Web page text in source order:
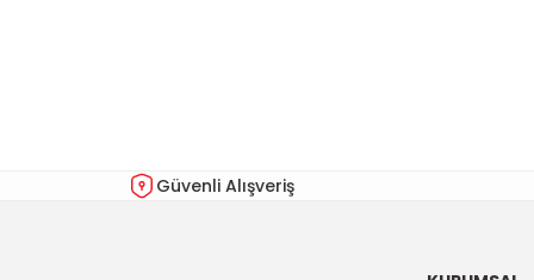
Ürün fiyatı diğer sitelerden daha pahalı.
Güvenli Alışveriş